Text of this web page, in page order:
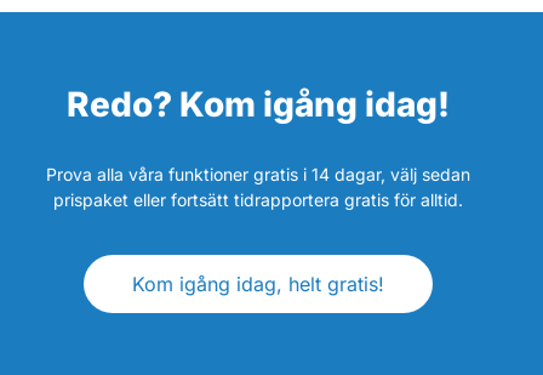
Redo? Kom igång idag!
Prova alla våra funktioner gratis i 14 dagar, välj sedan
prispaket eller fortsätt tidrapportera gratis för alltid.
Kom igång idag, helt gratis!